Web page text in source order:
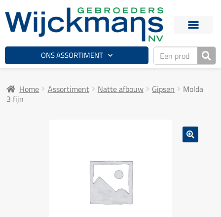
ONS ASSORTIMENT
Home Assortiment Natte afbouw Gipsen
Molda
3 fijn